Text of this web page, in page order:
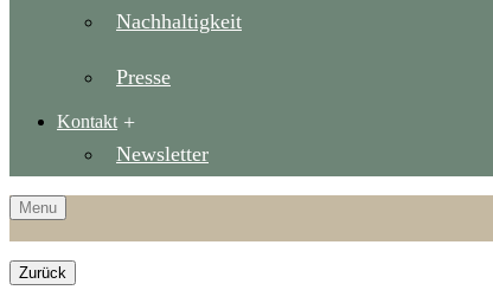
Nachhaltigkeit
Presse
Kontakt
Newsletter
Menu
Zurück